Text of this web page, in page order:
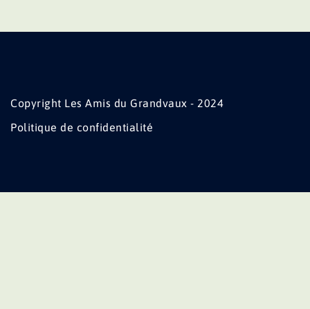
Copyright Les Amis du Grandvaux - 2024
Politique de confidentialité